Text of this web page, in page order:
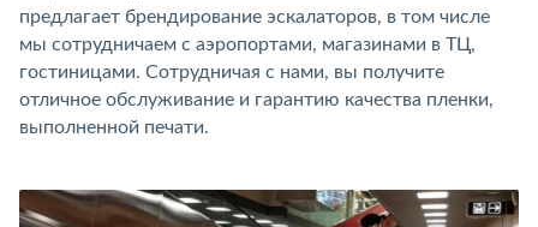
предлагает брендирование эскалаторов, в том числе
мы сотрудничаем с аэропортами, магазинами в ТЦ,
гостиницами. Сотрудничая с нами, вы получите
отличное обслуживание и гарантию качества пленки,
выполненной печати.